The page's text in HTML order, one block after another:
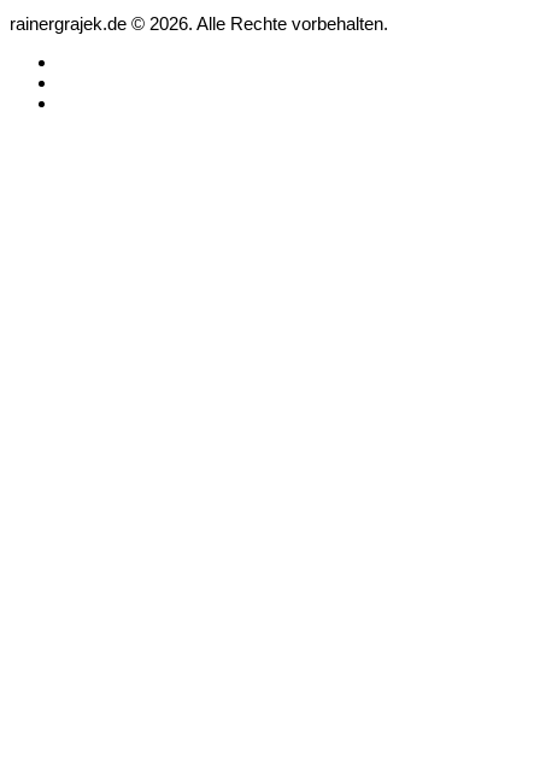
rainergrajek.de © 2026. Alle Rechte vorbehalten.